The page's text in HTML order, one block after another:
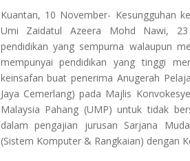
Kuantan, 10 November- Kesungguhan
Umi Zaidatul Azeera Mohd Nawi,
pendidikan yang sempurna walaupun
mempunyai pendidikan yang tinggi
keinsafan buat penerima Anugerah
Jaya Cemerlang) pada Majlis
Malaysia Pahang (UMP) untuk tidak
dalam pengajian jurusan Sarjana
(Sistem Komputer & Rangkaian) dengan